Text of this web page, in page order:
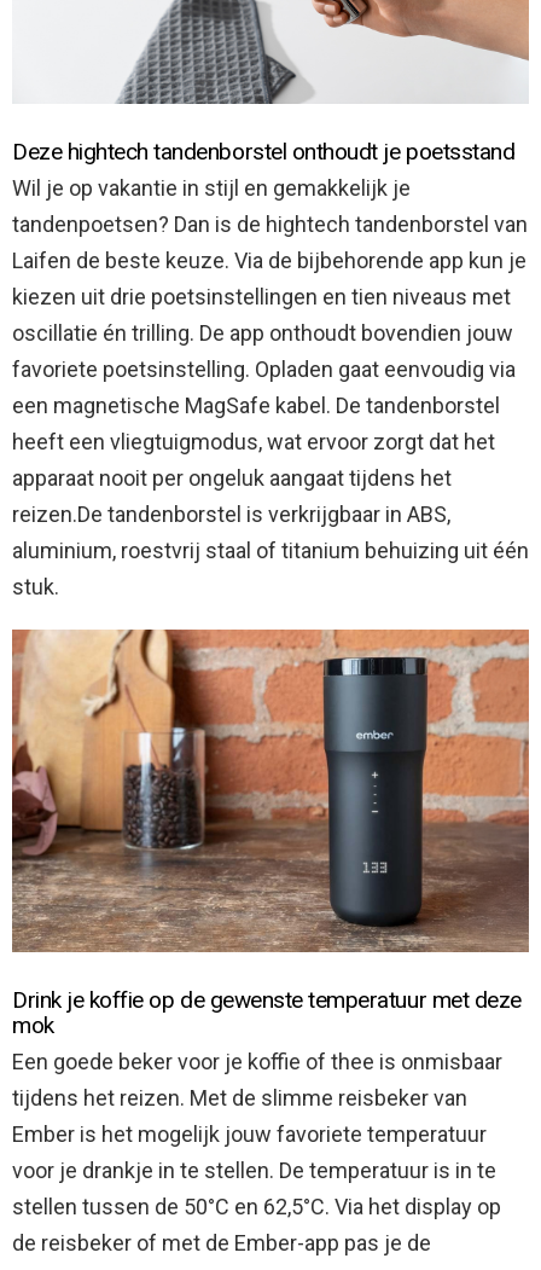
Deze hightech tandenborstel onthoudt je poetsstand
Wil je op vakantie in stijl en gemakkelijk je
tandenpoetsen? Dan is de hightech tandenborstel van
Laifen de beste keuze. Via de bijbehorende app kun je
kiezen uit drie poetsinstellingen en tien niveaus met
oscillatie én trilling. De app onthoudt bovendien jouw
favoriete poetsinstelling. Opladen gaat eenvoudig via
een magnetische MagSafe kabel. De tandenborstel
heeft een vliegtuigmodus, wat ervoor zorgt dat het
apparaat nooit per ongeluk aangaat tijdens het
reizen.De tandenborstel is verkrijgbaar in ABS,
aluminium, roestvrij staal of titanium behuizing uit één
stuk.
Drink je koffie op de gewenste temperatuur met deze
mok
Een goede beker voor je koffie of thee is onmisbaar
tijdens het reizen. Met de slimme reisbeker van
Ember is het mogelijk jouw favoriete temperatuur
voor je drankje in te stellen. De temperatuur is in te
stellen tussen de 50°C en 62,5°C. Via het display op
de reisbeker of met de Ember-app pas je de